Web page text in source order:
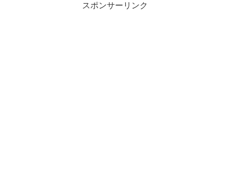
スポンサーリンク